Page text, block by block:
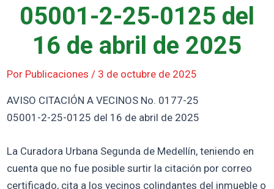
05001-2-25-0125 del
16 de abril de 2025
Por Publicaciones / 3 de octubre de 2025
AVISO CITACIÓN A VECINOS No. 0177-25
05001-2-25-0125 del 16 de abril de 2025
La Curadora Urbana Segunda de Medellín, teniendo en
cuenta que no fue posible surtir la citación por correo
certificado, cita a los vecinos colindantes del inmueble o